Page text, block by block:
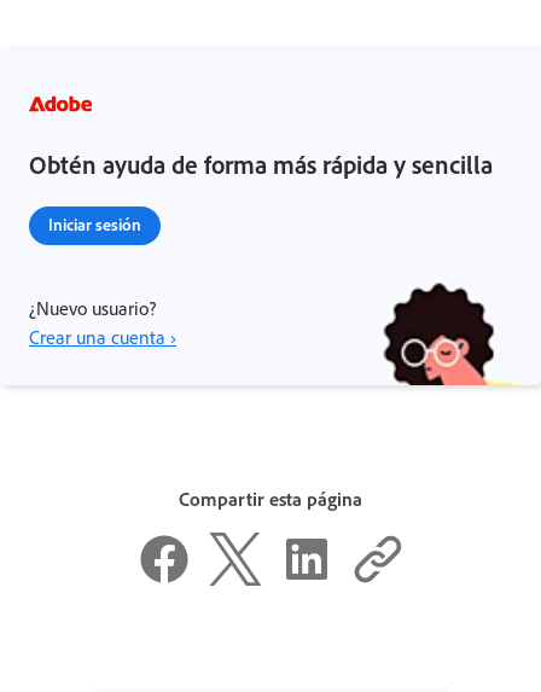
Obtén ayuda de forma más rápida y sencilla
Iniciar sesión
¿Nuevo usuario?
Crear una cuenta ›
Compartir esta página